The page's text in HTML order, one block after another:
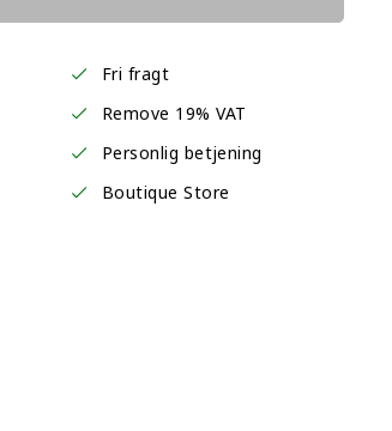
Fri fragt
Remove 19% VAT
Personlig betjening
Boutique Store